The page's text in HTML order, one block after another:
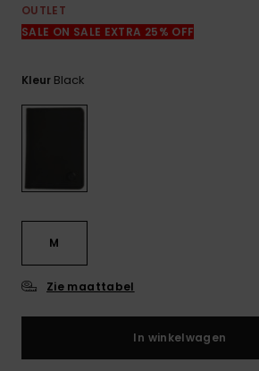
OUTLET
SALE ON SALE EXTRA 25% OFF
Kleur Black
M
Zie maattabel
In winkelwagen